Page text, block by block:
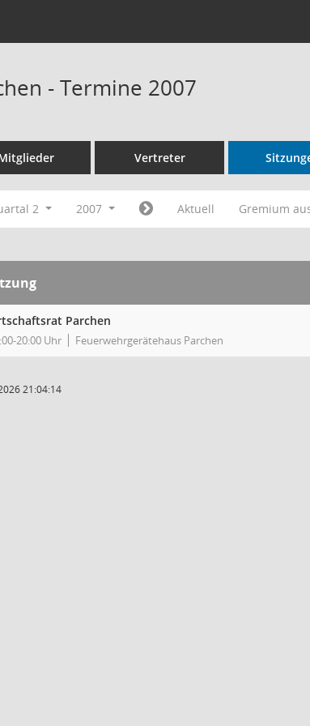
- Termine 2007
Vertreter
2 2007 Aktuell Gremium
Parchen
20:00 Uhr Feuerwehrgerätehaus Parchen
21:04:14